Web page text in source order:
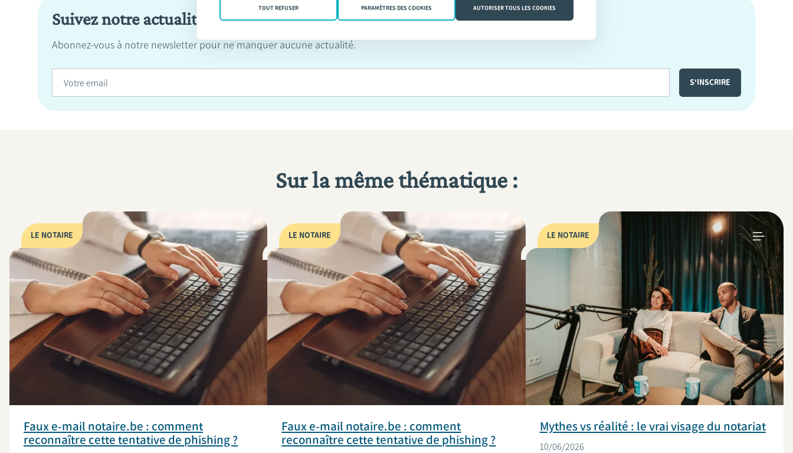
Suivez notre actualité
Abonnez-vous à notre newsletter pour ne manquer aucune actualité.
Sur la même thématique :
LE NOTAIRE
Faux e-mail notaire.be : comment
reconnaître cette tentative de phishing ?
LE NOTAIRE
Faux e-mail notaire.be : comment
reconnaître cette tentative de phishing ?
LE NOTAIRE
Mythes vs réalité : le vrai visage du notariat
10/06/2026
TOUT REFUSER PARAMÈTRES DES COOKIES AUTORISER TOUS LES COOKIES